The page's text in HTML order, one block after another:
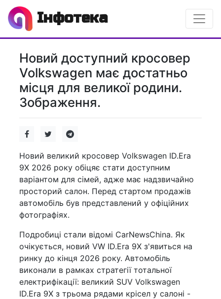
Інфотека
Новий доступний кросовер
Volkswagen має достатньо
місця для великої родини.
Зображення.
Новий великий кросовер Volkswagen ID.Era
9X 2026 року обіцяє стати доступним
варіантом для сімей, адже має надзвичайно
просторий салон. Перед стартом продажів
автомобіль був представлений у офіційних
фотографіях.
Подробиці стали відомі CarNewsChina. Як
очікується, новий VW ID.Era 9X з'явиться на
ринку до кінця 2026 року. Автомобіль
виконали в рамках стратегії тотальної
електрифікації: великий SUV Volkswagen
ID.Era 9X з трьома рядами крісел у салоні -